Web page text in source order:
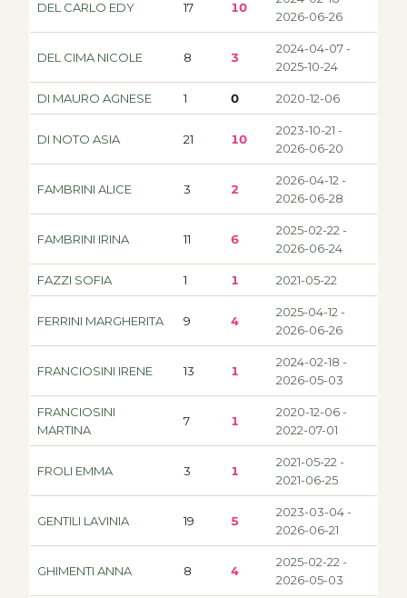
DEL CARLO EDY 17 10
2026-06-26
DEL CIMA NICOLE 8 3
2024-04-07 -
2025-10-24
DI MAURO AGNESE 1 0 2020-12-06
DI NOTO ASIA 21 10
2023-10-21 -
2026-06-20
FAMBRINI ALICE 3 2
2026-04-12 -
2026-06-28
FAMBRINI IRINA 11 6
2025-02-22 -
2026-06-24
FAZZI SOFIA 1 1 2021-05-22
FERRINI MARGHERITA 9 4
2025-04-12 -
2026-06-26
FRANCIOSINI IRENE 13 1
2024-02-18 -
2026-05-03
FRANCIOSINI
MARTINA
7 1
2020-12-06 -
2022-07-01
FROLI EMMA 3 1
2021-05-22 -
2021-06-25
GENTILI LAVINIA 19 5
2023-03-04 -
2026-06-21
GHIMENTI ANNA 8 4
2025-02-22 -
2026-05-03